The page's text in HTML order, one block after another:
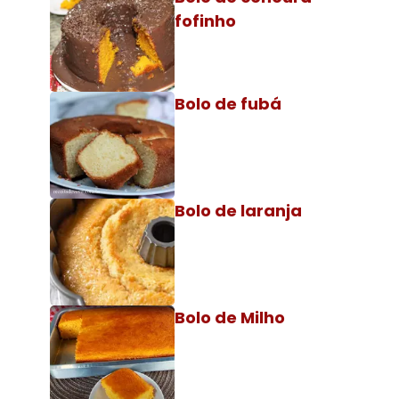
fofinho
Bolo de fubá
Bolo de laranja
Bolo de Milho